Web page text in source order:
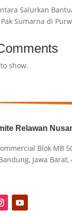
Salurkan
Sumarna di
show.
Relawan
Blok MB
Jawa Barat,